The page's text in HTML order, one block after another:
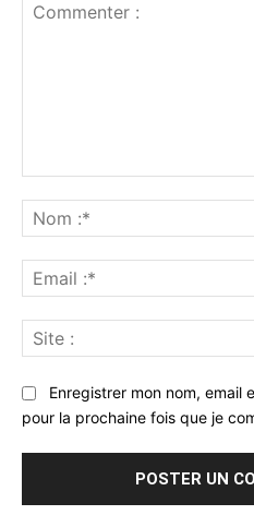
Enregistrer mon nom, email
pour la prochaine fois que je